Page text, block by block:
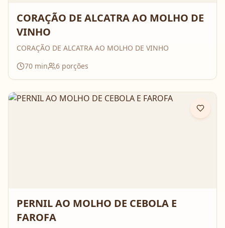
CORAÇÃO DE ALCATRA AO MOLHO DE
VINHO
CORAÇÃO DE ALCATRA AO MOLHO DE VINHO
70 min 6 porções
PERNIL AO MOLHO DE CEBOLA E
FAROFA